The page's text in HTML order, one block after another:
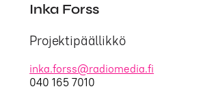
Inka Forss
Projektipäällikkö
inka.forss@radiomedia.fi
040 165 7010